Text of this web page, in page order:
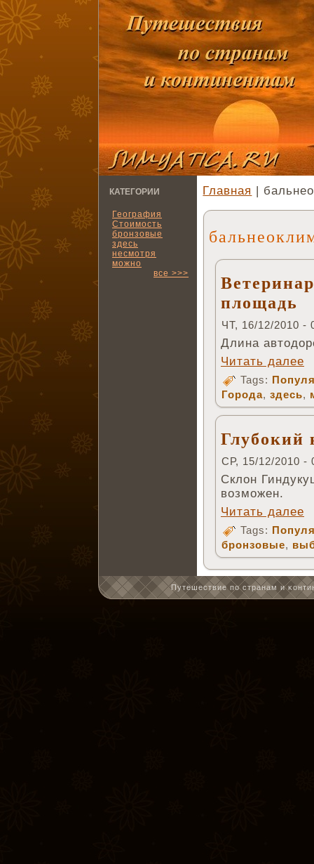
КАТЕГОРИИ
География
Стоимость
бронзовые
здесь
несмотря
можно
все >>>
Главная |
площадь
ЧТ, 16/12/2010 -
Длина
Читать далее
Tags:
Города, здесь,
Глубокий
СР, 15/12/2010 -
Склон
возможен.
Читать далее
Tags:
бронзовые,
Путешествие по странам и